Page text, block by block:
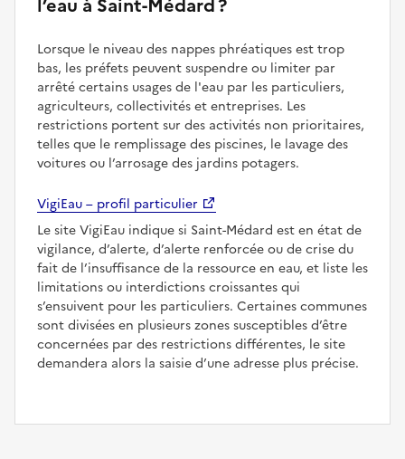
Lorsque le niveau des nappes phréatiques est trop
bas, les préfets peuvent suspendre ou limiter par
arrêté certains usages de l'eau par les particuliers,
agriculteurs, collectivités et entreprises. Les
restrictions portent sur des activités non prioritaires,
telles que le remplissage des piscines, le lavage des
voitures ou l’arrosage des jardins potagers.
VigiEau – profil particulier
Le site VigiEau indique si Saint-Médard est en état de
vigilance, d’alerte, d’alerte renforcée ou de crise du
fait de l’insuffisance de la ressource en eau, et liste les
limitations ou interdictions croissantes qui
s’ensuivent pour les particuliers. Certaines communes
sont divisées en plusieurs zones susceptibles d’être
concernées par des restrictions différentes, le site
demandera alors la saisie d’une adresse plus précise.